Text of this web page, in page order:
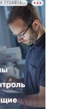
РЕКЛАМА • ООО "ТРАНСВЭЙ СЕРВИС", ИНН 7724814198